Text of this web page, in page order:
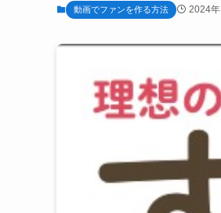
動画でファンを作る方法 2024